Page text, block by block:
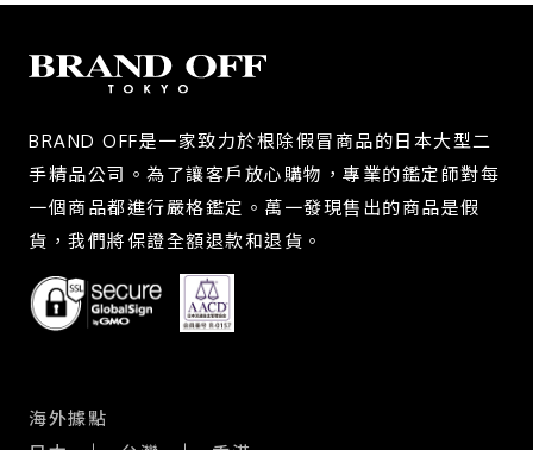
BRAND OFF是一家致力於根除假冒商品的日本大型二
手精品公司。為了讓客戶放心購物，專業的鑑定師對每
一個商品都進行嚴格鑑定。萬一發現售出的商品是假
貨，我們將保證全額退款和退貨。
海外據點